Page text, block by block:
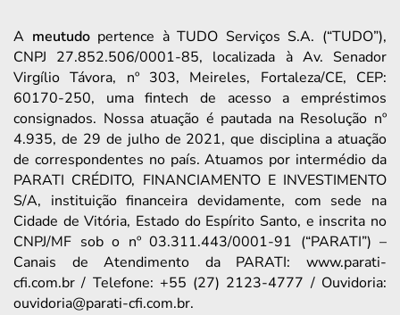
A meutudopertence à TUDO Serviços S.A. (“TUDO”),
CNPJ 27.852.506/0001-85, localizada à Av. Senador
Virgílio Távora, nº 303, Meireles, Fortaleza/CE, CEP:
60170-250, uma fintech de acesso a empréstimos
consignados. Nossa atuação é pautada na Resolução nº
4.935, de 29 de julho de 2021, que disciplina a atuação
de correspondentes no país. Atuamos por intermédio da
PARATI CRÉDITO, FINANCIAMENTO E INVESTIMENTO
S/A, instituição financeira devidamente, com sede na
Cidade de Vitória, Estado do Espírito Santo, e inscrita no
CNPJ/MF sob o nº 03.311.443/0001-91 (“PARATI”) –
Canais de Atendimento da PARATI: www.parati-
cfi.com.br / Telefone: +55 (27) 2123-4777 / Ouvidoria:
ouvidoria@parati-cfi.com.br.